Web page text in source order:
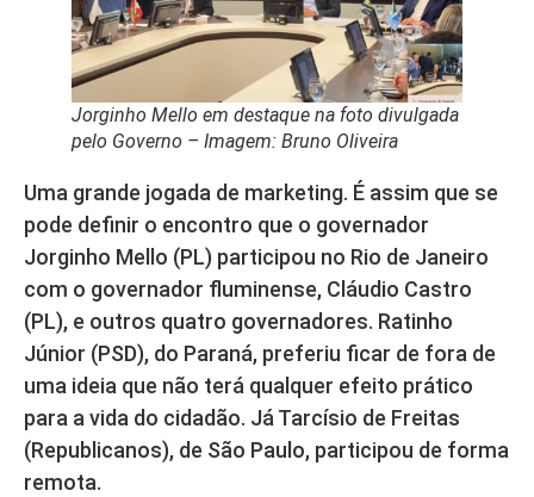
Jorginho Mello em destaque na foto divulgada
pelo Governo – Imagem: Bruno Oliveira
Uma grande jogada de marketing. É assim que se
pode definir o encontro que o governador
Jorginho Mello (PL) participou no Rio de Janeiro
com o governador fluminense, Cláudio Castro
(PL), e outros quatro governadores. Ratinho
Júnior (PSD), do Paraná, preferiu ficar de fora de
uma ideia que não terá qualquer efeito prático
para a vida do cidadão. Já Tarcísio de Freitas
(Republicanos), de São Paulo, participou de forma
remota.